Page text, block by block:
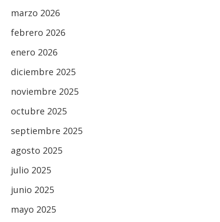
marzo 2026
febrero 2026
enero 2026
diciembre 2025
noviembre 2025
octubre 2025
septiembre 2025
agosto 2025
julio 2025
junio 2025
mayo 2025